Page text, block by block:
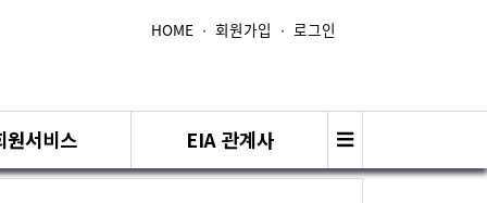
HOME ∙ 회원가입 ∙ 로그인
원서비스 EIA 관계사